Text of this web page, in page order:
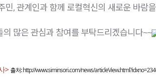
민, 관계인과 함께 로컬혁신의 새로운 바람
의 많은 관심과 참여를 부탁드리겠습니다~~
> 출처: http://www.siminsori.com/news/